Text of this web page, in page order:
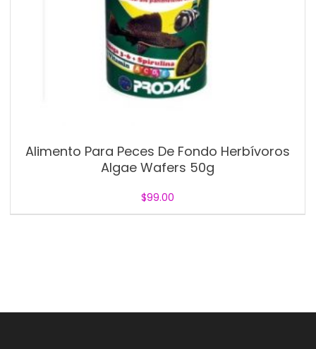
Alimento Para Peces De Fondo Herbívoros
Algae Wafers 50g
$99.00